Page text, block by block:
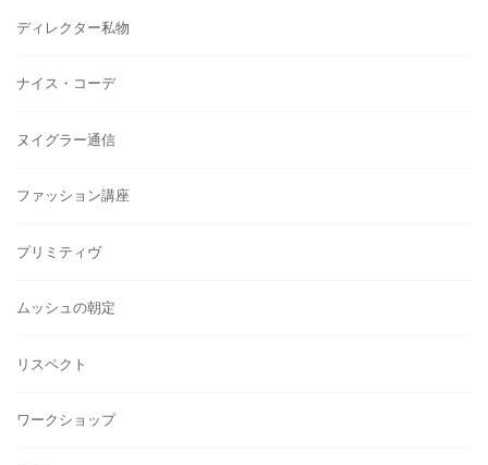
ディレクター私物
ナイス・コーデ
ヌイグラー通信
ファッション講座
プリミティヴ
ムッシュの朝定
リスペクト
ワークショップ